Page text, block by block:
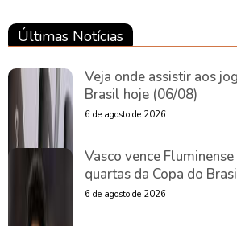
Últimas Notícias
Veja onde assistir aos
Brasil hoje (06/08)
6 de agosto de 2026
Vasco vence Fluminense
quartas da Copa do
6 de agosto de 2026